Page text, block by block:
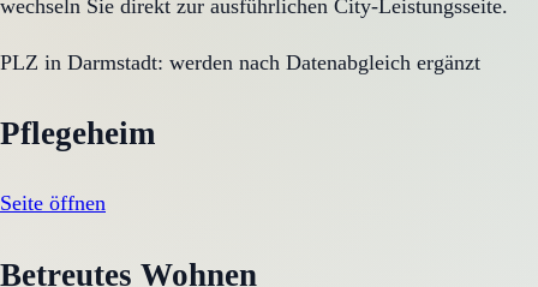
wechseln Sie direkt zur ausführlichen City-Leistungsseite.
PLZ in Darmstadt: werden nach Datenabgleich ergänzt
Pflegeheim
Seite öffnen
Betreutes Wohnen